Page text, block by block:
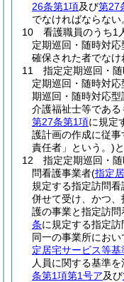
26条第1項及び第27
でなければならない
10
看護職員のうち1
定期巡回・随時対
確保された者でなけ
11
指定定期巡回・
定期巡回・随時対
期巡回・随時対応型
介護福祉士等であ
第27条第1項に規定
護計画の作成に従事
責任者」という。)
12
指定定期巡回・
問看護事業者(指定
規定する指定訪問
併せて受け、かつ
護の事業と指定訪問
条に規定する指定
同一の事業所におい
定居宅サービス等
人員に関する基準を
条第1項第1号ア及び